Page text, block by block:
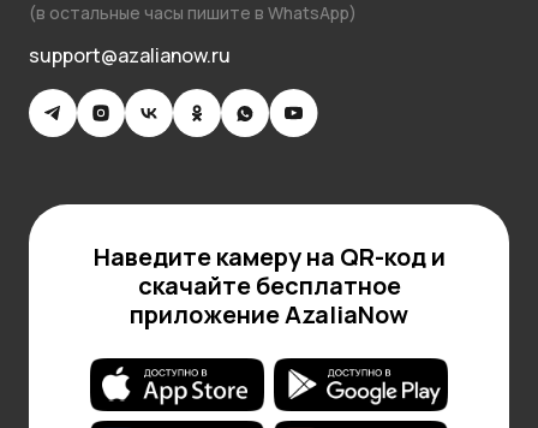
(в остальные часы пишите в WhatsApp)
support@azalianow.ru
Наведите камеру на QR-код и
скачайте бесплатное
приложение AzaliaNow